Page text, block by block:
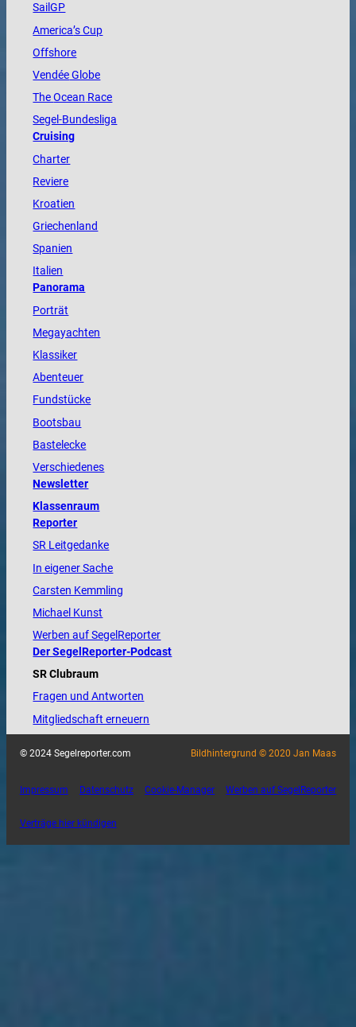
SailGP
America’s Cup
Offshore
VendéeGlobe
TheOcean Race
Segel-Bundesliga
Cruising
Charter
Reviere
Kroatien
Griechenland
Spanien
Italien
Panorama
Porträt
Megayachten
Klassiker
Abenteuer
Fundstücke
Bootsbau
Bastelecke
Verschiedenes
Newsletter
Klassenraum
Reporter
SR Leitgedanke
In eigener Sache
Carsten Kemmling
Michael Kunst
Werben auf SegelReporter
Der SegelReporter-Podcast
SR Clubraum
Fragen und Antworten
Mitgliedschaft erneuern
© 2024 Segelreporter.com Bildhintergrund © 2020 Jan Maas
Impressum Datenschutz Cookie-Manager Werben auf SegelReporter
Verträge hier kündigen